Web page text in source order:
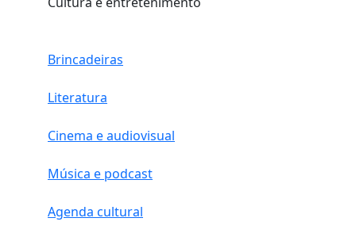
Brincadeiras
Literatura
Cinema e audiovisual
Música e podcast
Agenda cultural